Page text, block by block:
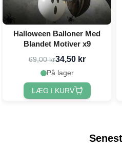
Halloween Balloner Med
Blandet Motiver x9
69,00 kr34,50 kr
På lager
LÆG I KURV